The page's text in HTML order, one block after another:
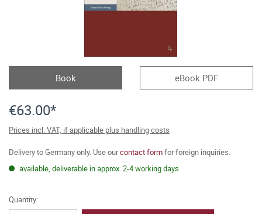
Book eBook PDF
€63.00*
Prices incl. VAT, if applicable plus handling costs
Delivery to Germany only. Use ourcontact formfor foreign inquiries.
available, deliverable in approx. 2-4 working days
Quantity: